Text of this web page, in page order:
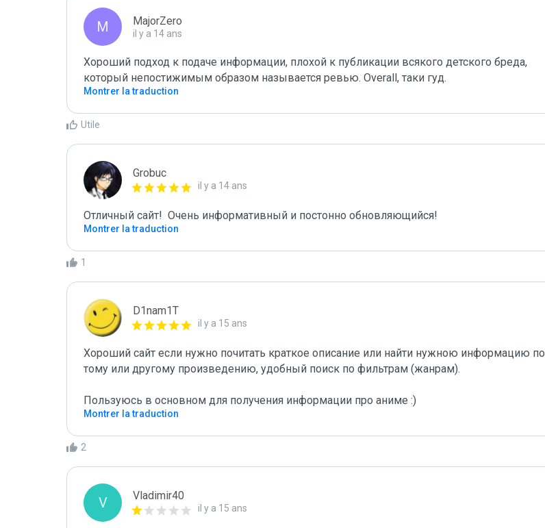
M MajorZero
il y a 14 ans
Хороший подход к подаче информации, плохой к публикации всякого детского бреда,
который непостижимым образом называется ревью. Overall, таки гуд.
Montrer la traduction
Utile
Grobuc
il y a 14 ans
Отличный сайт!  Очень информативный и постонно обновляющийся!
Montrer la traduction
1
D1nam1T
il y a 15 ans
Хороший сайт если нужно почитать краткое описание или найти нужною информацию по
тому или другому произведению, удобный поиск по фильтрам (жанрам).
Пользуюсь в основном для получения информации про аниме :)
Montrer la traduction
2
V Vladimir40
il y a 15 ans